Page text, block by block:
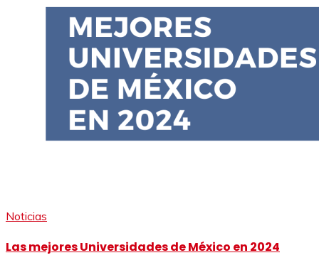
Noticias
Las mejores Universidades de México en 2024